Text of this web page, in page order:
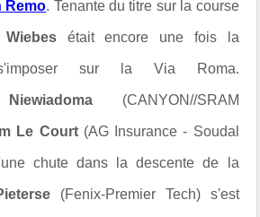
Remo. Tenante du titre sur la course
Wiebes était encore une fois la
sur la Via Roma.
(CANYON//SRAM
Le Court (AG Insurance - Soudal
chute dans la descente de la
(Fenix-Premier Tech) s'est